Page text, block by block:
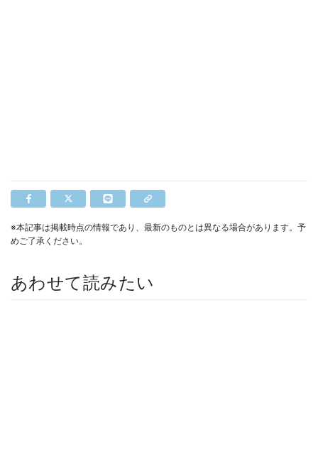
※本記事は掲載時点の情報であり、最新のものとは異なる場合があります。予
めご了承ください。
あわせて読みたい